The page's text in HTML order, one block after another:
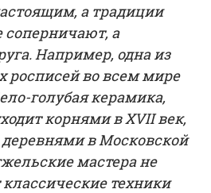
а традиции
соперничают, а
Например, одна из
росписей во всем мире
голубая керамика,
корнями в XVII век,
деревнями в Московской
мастера не
техники